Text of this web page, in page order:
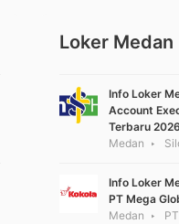
Loker Medan
Info Loker
Account
Terbaru 2026
Medan
Info Loker
PT Mega
Medan